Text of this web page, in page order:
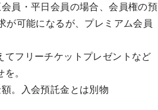
員・平日会員の場合、会員権の預
が可能になるが、プレミアム会員
フリーチケットプレゼントなど
。
。入会預託金とは別物